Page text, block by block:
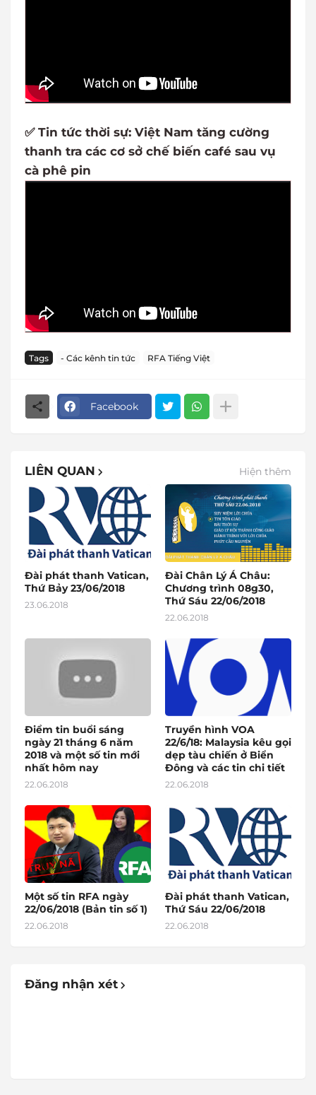
✅ Tin tức thời sự: Việt Nam tăng cường
thanh tra các cơ sở chế biến café sau vụ
cà phê pin
Tags - Các kênh tin tức RFA Tiếng Việt
Facebook
LIÊN QUAN Hiện thêm
Đài phát thanh Vatican,
Thứ Bảy 23/06/2018
23.06.2018
Đài Chân Lý Á Châu:
Chương trình 08g30,
Thứ Sáu 22/06/2018
22.06.2018
Điểm tin buổi sáng
ngày 21 tháng 6 năm
2018 và một số tin mới
nhất hôm nay
22.06.2018
Truyền hình VOA
22/6/18: Malaysia kêu gọi
dẹp tàu chiến ở Biển
Đông và các tin chi tiết
22.06.2018
Một số tin RFA ngày
22/06/2018 (Bản tin số 1)
22.06.2018
Đài phát thanh Vatican,
Thứ Sáu 22/06/2018
22.06.2018
Đăng nhận xét